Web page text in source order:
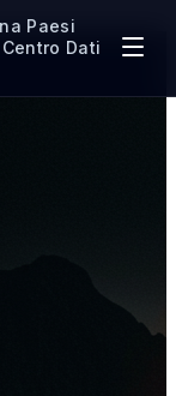
Paesi
Centro Dati